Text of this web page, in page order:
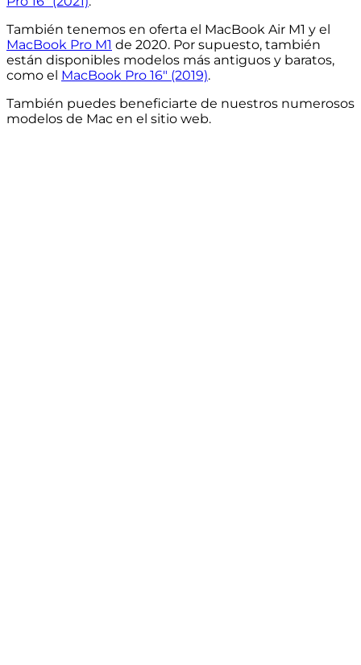
También tenemos en oferta el MacBook Air M1 y el
MacBook Pro M1 de 2020. Por supuesto, también
están disponibles modelos más antiguos y baratos,
como el MacBook Pro 16″ (2019).
También puedes beneficiarte de nuestros numerosos
modelos de Mac en el sitio web.